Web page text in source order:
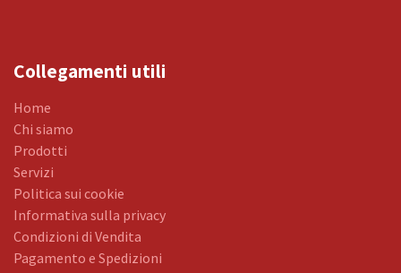
Collegamenti utili
Home
Chi siamo
Prodotti
Servizi
Politica sui cookie
Informativa sulla privacy
Condizioni di Vendita
Pagamento e Spedizioni